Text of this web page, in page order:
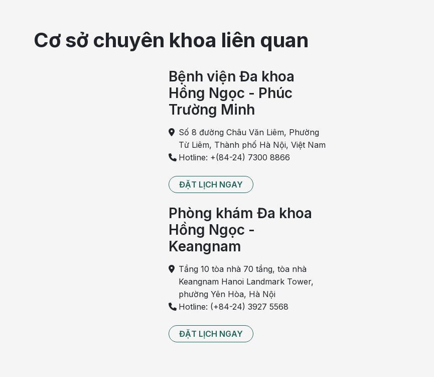
Lo lắng căng thẳng quá mức có thể gây nuốt vướng cổ họng
Viêm amidan gây nuốt vướng nhiều
virus và vi khuẩn gây nhiễm trùng. Trường hợp vi khuẩn xâm nhập nhiều có thể khiến amidan bị tổn
thường khiến cổ họng có cảm giác tức do hạch sưng to và chèn ép không gian trong họng.
Bên cạnh đó, căn bệnh này còn gây ra các triệu chứng đau rát, ngứa cổ họng, sốt, mệt mỏi, đau đầu và
Tương tự như bệnh viêm amidan, tình trạng viêm nhiễm vùng hầu họng gây ra cảm giác khó thở. Viêm
họng và viêm amidan có những biểu hiện tương tự nhau. Vì vậy để xác định đúng tình trạng bệnh lý, bạn
nên đi khám chuyên khoa tai mũi họng để được chẩn đoán và có hướng khắc phục phù hợp.
Tình trạng viêm nhiễm ở amidan và niêm mạc hầu họng có thể được cải thiện sau 7 - 10 ngày nếu được
điều trị đúng cách. Ngược lại, tình trạng chủ quan, kéo dài có thể khiến bệnh tiến triển mãn tính và ảnh
Cơ sở chuyên khoa liên quan
Bệnh viện Đa khoa
Hồng Ngọc - Phúc
Trường Minh
Số 8 đường Châu Văn Liêm, Phường
Từ Liêm, Thành phố Hà Nội, Việt Nam
Hotline: +(84-24) 7300 8866
ĐẶT LỊCH NGAY
Phòng khám Đa khoa
Hồng Ngọc -
Keangnam
Tầng 10 tòa nhà 70 tầng, tòa nhà
Keangnam Hanoi Landmark Tower,
phường Yên Hòa, Hà Nội
Hotline: (+84-24) 3927 5568
ĐẶT LỊCH NGAY